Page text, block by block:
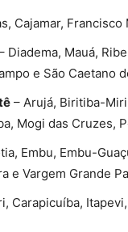
Cajamar,
Diadema, Mauá,
e São Caetano
– Arujá, Biritiba-
Mogi das Cruzes,
Embu, Embu-
e Vargem Grande
Carapicuíba,